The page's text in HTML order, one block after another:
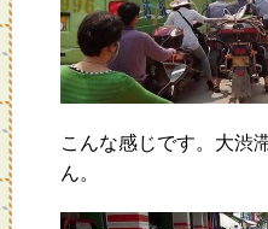
こんな感じです。大渋
ん。